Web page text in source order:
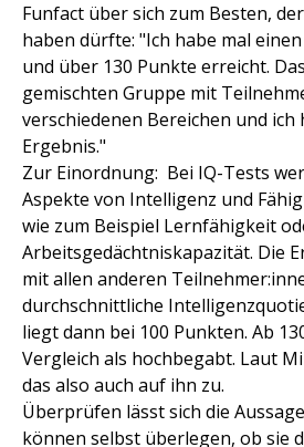
Funfact über sich zum Besten,
haben dürfte: "Ich habe mal
und über 130 Punkte erreicht.
gemischten Gruppe mit
verschiedenen Bereichen und ich
Ergebnis."
Zur Einordnung: Bei IQ-Tests
Aspekte von Intelligenz und
wie zum Beispiel Lernfähigkeit
Arbeitsgedächtniskapazität. Die
mit allen anderen
durchschnittliche
liegt dann bei 100 Punkten. Ab
Vergleich als hochbegabt. Laut
das also auch auf ihn zu.
Überprüfen lässt sich die
können selbst überlegen, ob sie